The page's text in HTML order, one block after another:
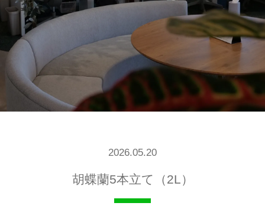
2026.05.20
胡蝶蘭5本立て（2L）